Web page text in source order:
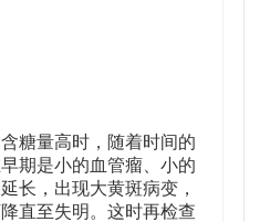
糖量高时，随着时间的
期是小的血管瘤、小的
长，出现大黄斑病变，
直至失明。这时再检查